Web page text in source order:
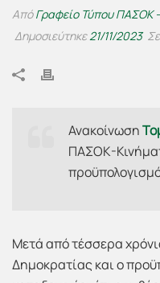
ΑπόΓραφείο Τύπου ΠΑΣΟΚ
Δημοσιεύτηκε21/11/2023 Σε
Ανακοίνωση
ΠΑΣΟΚ-
Μετά από τέσσερα
Δημοκρατίας και ο